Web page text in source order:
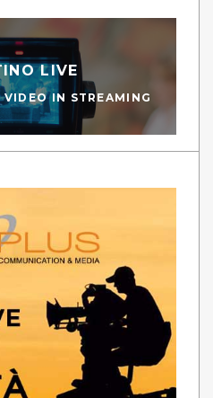
LIVE
IN STREAMING